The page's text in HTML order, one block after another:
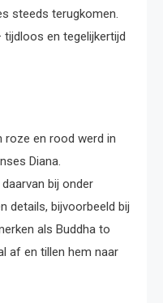
steeds terugkomen.
tijdloos en tegelijkertijd
roze en rood werd in
Diana.
bij onder
details, bijvoorbeeld bij
als Buddha to
af en tillen hem naar